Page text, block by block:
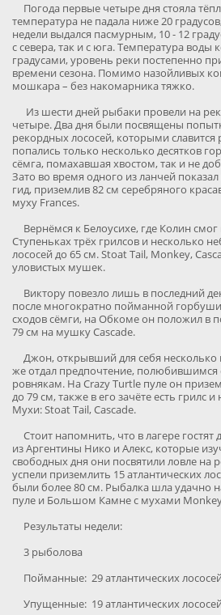
Погода первые четыре дня стояла
температура не падала ниже 20
недели выдался пасмурным, 10 - 12
с севера, так и с юга. Температура воды
градусами, уровень реки постепенно
времени сезона. Помимо назойливых
мошкара – без накомарника тяжко.
Из шести дней рыбаки провели на
четыре. Два дня были посвящены
рекордных лососей, которыми
попались только несколько десятков
сёмга, помахавшая хвостом, так и не
Зато во время одного из ланчей
гид, приземлив 82 см серебряного
муху Frances.
Вернёмся к Белоусихе, где Колин
Ступеньках трёх грилсов и несколько
лососей до 65 см. Stoat Tail, Monkey,
уловистых мушек.
Виктору повезло лишь в последний
после многократно пойманной
сходов сёмги, на Обкоме он положил в
79 см на мушку Cascade.
Джон, открывший для себя несколько
же отдал предпочтение,
ровнякам. На Crazy Turtle пуле он
до 79 см, также в его зачёте есть грилс
Мухи: Stoat Tail, Cascade.
Стоит напомнить, что в лагере гостят
из Аргентины Нико и Алекс, которые
свободных дня они посвятили ловле на
успели приземлить 15 атлантических
были более 80 см. Рыбалка шла удачно
пуле и Большом Камне с мухами
Результаты недели:
3 рыболова
Пойманные: 29 атлантических
Упущенные: 19 атлантических